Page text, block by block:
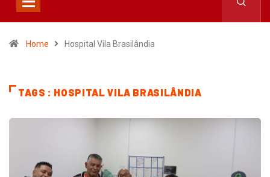
Home Hospital Vila Brasilândia
TAGS : HOSPITAL VILA BRASILÂNDIA